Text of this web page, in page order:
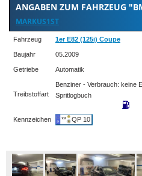
ANGABEN ZUM FAHRZEUG
MARKUS1ST
Fahrzeug 1er E82 (125i) Coupe
Baujahr 05.2009
Getriebe Automatik
Treibstoffart
Benziner - Verbrauch: keine
Spritlogbuch
Kennzeichen ** QP 10